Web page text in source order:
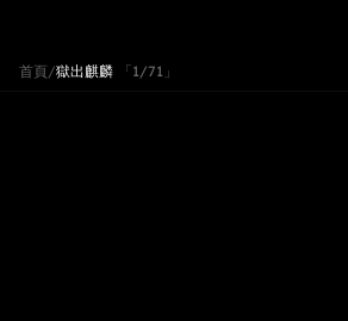
首頁/獄出麒麟 「1/71」